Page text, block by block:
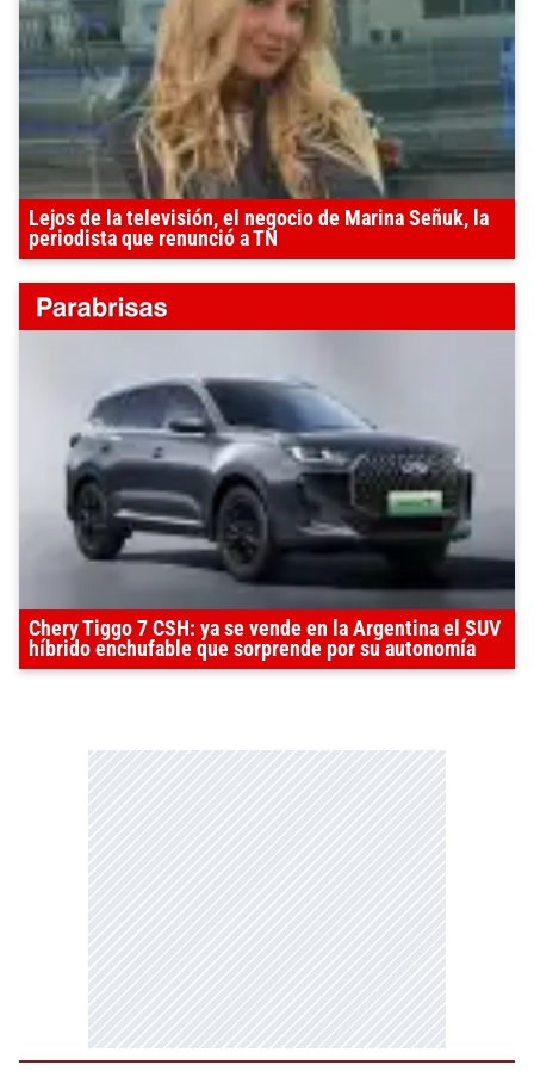
Lejos de la televisión, el negocio de Marina Señuk, la
periodista que renunció a TN
Chery Tiggo 7 CSH: ya se vende en la Argentina el SUV
híbrido enchufable que sorprende por su autonomía